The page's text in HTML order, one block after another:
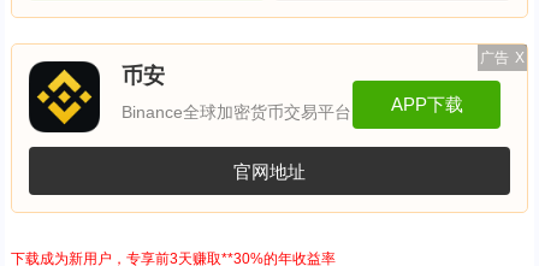
广告 X
币安
Binance全球加密货币交易平台 APP下载
官网地址
下载成为新用户，专享前3天赚取**30%的年收益率